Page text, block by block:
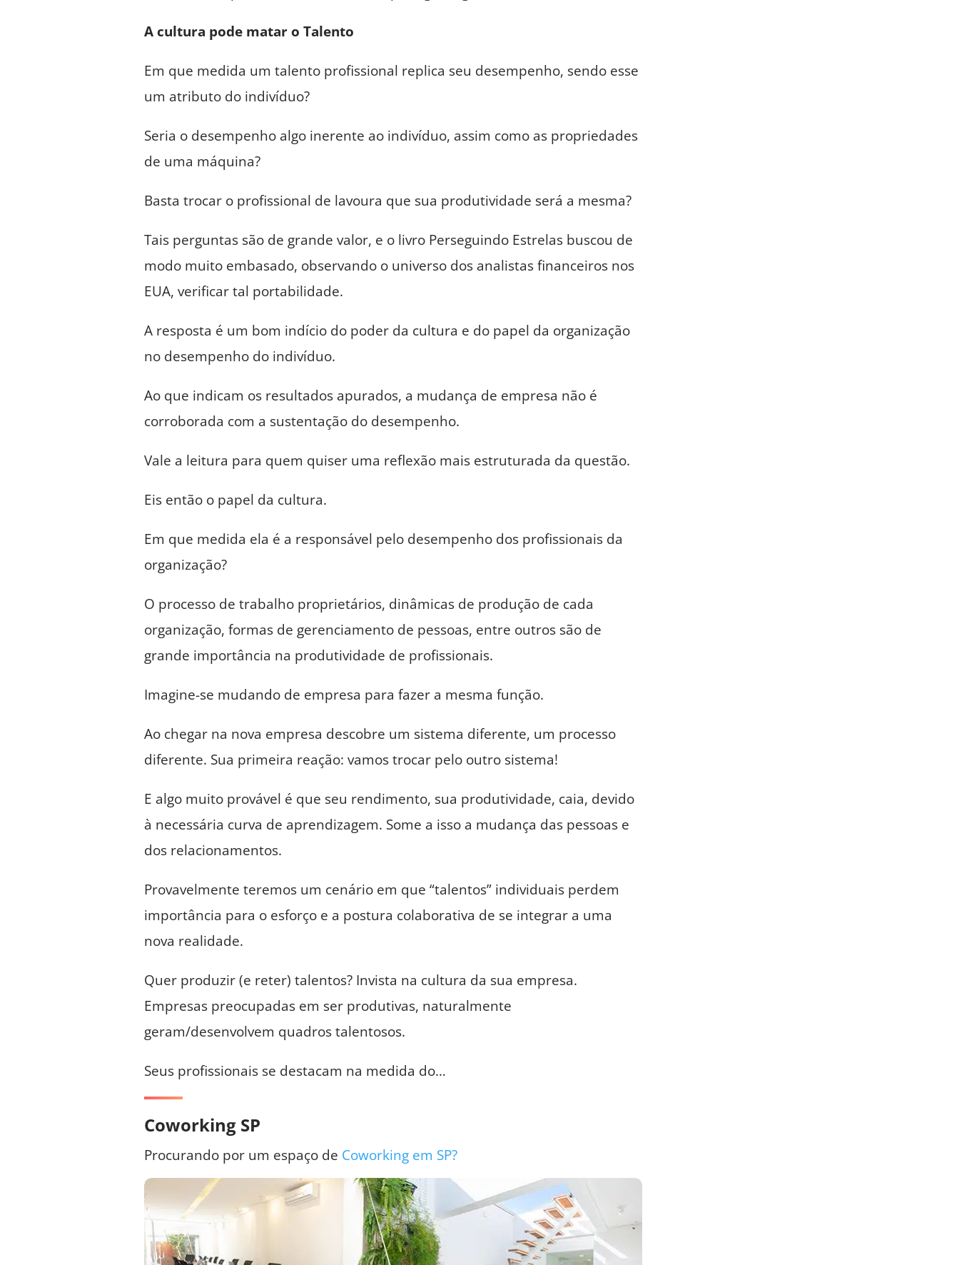
A cultura pode matar o Talento
Em que medida um talento profissional replica seu desempenho, sendo esse
um atributo do indivíduo?
Seria o desempenho algo inerente ao indivíduo, assim como as propriedades
de uma máquina?
Basta trocar o profissional de lavoura que sua produtividade será a mesma?
Tais perguntas são de grande valor, e o livro Perseguindo Estrelas buscou de
modo muito embasado, observando o universo dos analistas financeiros nos
EUA, verificar tal portabilidade.
A resposta é um bom indício do poder da cultura e do papel da organização
no desempenho do indivíduo.
Ao que indicam os resultados apurados, a mudança de empresa não é
corroborada com a sustentação do desempenho.
Vale a leitura para quem quiser uma reflexão mais estruturada da questão.
Eis então o papel da cultura.
Em que medida ela é a responsável pelo desempenho dos profissionais da
organização?
O processo de trabalho proprietários, dinâmicas de produção de cada
organização, formas de gerenciamento de pessoas, entre outros são de
grande importância na produtividade de profissionais.
Imagine-se mudando de empresa para fazer a mesma função.
Ao chegar na nova empresa descobre um sistema diferente, um processo
diferente. Sua primeira reação: vamos trocar pelo outro sistema!
E algo muito provável é que seu rendimento, sua produtividade, caia, devido
à necessária curva de aprendizagem. Some a isso a mudança das pessoas e
dos relacionamentos.
Provavelmente teremos um cenário em que “talentos” individuais perdem
importância para o esforço e a postura colaborativa de se integrar a uma
nova realidade.
Quer produzir (e reter) talentos? Invista na cultura da sua empresa.
Empresas preocupadas em ser produtivas, naturalmente
geram/desenvolvem quadros talentosos.
Seus profissionais se destacam na medida do…
Coworking SP
Procurando por um espaço de Coworking em SP?